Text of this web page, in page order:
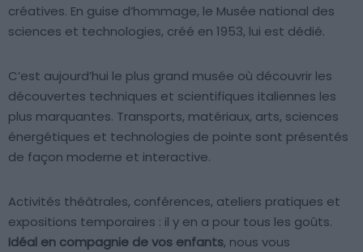
créatives. En guise d’hommage, le Musée national des
sciences et technologies, créé en 1953, lui est dédié.
C’est aujourd’hui le plus grand musée où découvrir les
découvertes techniques et scientifiques italiennes les
plus marquantes. Transports, matériaux, arts, sciences
énergétiques et technologies de pointe sont présentés
de façon moderne et interactive.
Activités théâtrales, conférences, ateliers pratiques et
expositions temporaires : il y en a pour tous les goûts.
Idéal en compagnie de vos enfants, nous vous